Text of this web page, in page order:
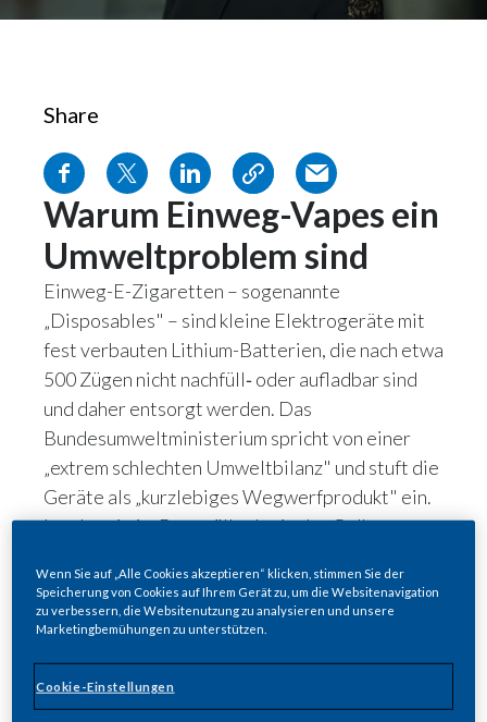
Share
Warum Einweg-Vapes ein
Umweltproblem sind
Einweg-E-Zigaretten – sogenannte
„Disposables" – sind kleine Elektrogeräte mit
fest verbauten Lithium-Batterien, die nach etwa
500 Zügen nicht nachfüll‑ oder aufladbar sind
und daher entsorgt werden. Das
Bundesumweltministerium spricht von einer
„extrem schlechten Umweltbilanz" und stuft die
Geräte als „kurzlebiges Wegwerfprodukt" ein.
Landen sie im Restmüll oder in der Gelben
Sortieranlagen beschädigt werden – mit teils
gravierenden Folgen.
Sara, wenn du an Nachhaltigkeit in
unserer Branche denkst – was ist das
Thema, das dich gerade am meisten
Wenn Sie auf „Alle Cookies akzeptieren“ klicken, stimmen Sie der
Speicherung von Cookies auf Ihrem Gerät zu, um die Websitenavigation
zu verbessern, die Websitenutzung zu analysieren und unsere
Marketingbemühungen zu unterstützen.
Cookie-Einstellungen